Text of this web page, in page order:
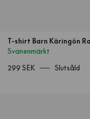
Svanenmärkt
299 SEK
Slutsåld